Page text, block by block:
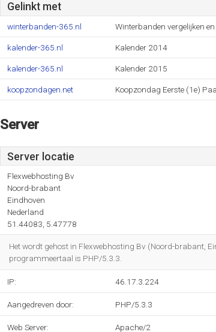
Gelinkt met
winterbanden-365.nl Winterbanden vergelijken
kalender-365.nl Kalender 2014
kalender-365.nl Kalender 2015
koopzondagen.net Koopzondag Eerste (1e)
Server
Server locatie
Flexwebhosting Bv
Noord-brabant
Eindhoven
Nederland
51.44083, 5.47778
Het wordt gehost in Flexwebhosting Bv (Noord-brabant,
programmeertaal is PHP/5.3.3.
IP: 46.17.3.224
Aangedreven door: PHP/5.3.3
Web Server: Apache/2